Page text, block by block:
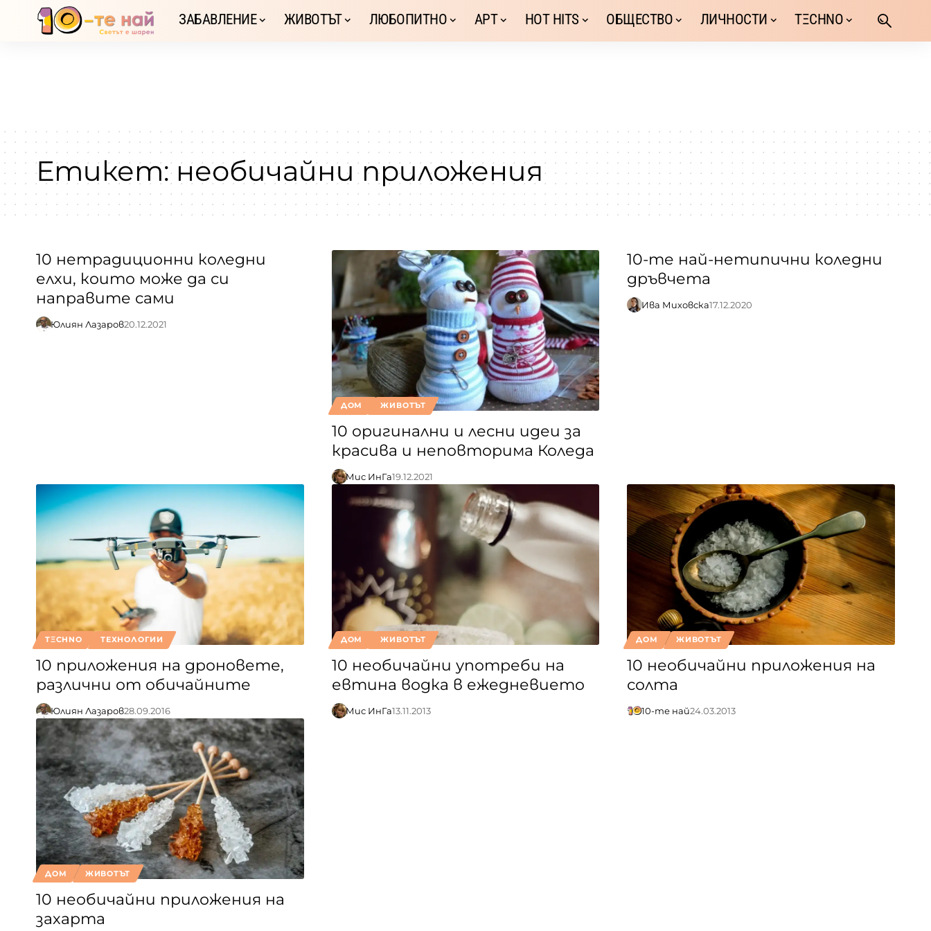
ЗАБАВЛЕНИЕ ЖИВОТЪТ ЛЮБОПИТНО АРТ HOT HITS ОБЩЕСТВО ЛИЧНОСТИ TΞCHNO
Етикет: необичайни приложения
10 нетрадиционни коледни
елхи, които може да си
направите сами
Юлиян Лазаров20.12.2021
ДОМ ЖИВОТЪТ
10 оригинални и лесни идеи за
красива и неповторима Коледа
Мис ИнГа19.12.2021
10-те най-нетипични коледни
дръвчета
Ива Миховска17.12.2020
TΞCHNO ТЕХНОЛОГИИ
10 приложения на дроновете,
различни от обичайните
Юлиян Лазаров28.09.2016
ДОМ ЖИВОТЪТ
10 необичайни употреби на
евтина водка в ежедневието
Мис ИнГа13.11.2013
ДОМ ЖИВОТЪТ
10 необичайни приложения на
солта
10-те най24.03.2013
ДОМ ЖИВОТЪТ
10 необичайни приложения на
захарта